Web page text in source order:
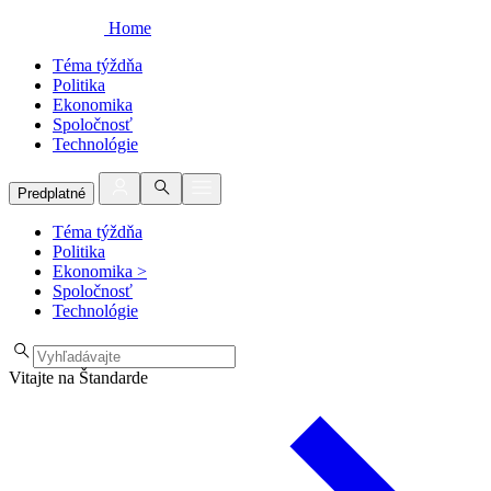
Home
Téma týždňa
Politika
Ekonomika
Spoločnosť
Technológie
Predplatné
Téma týždňa
Politika
Ekonomika >
Spoločnosť
Technológie
Vitajte na Štandarde